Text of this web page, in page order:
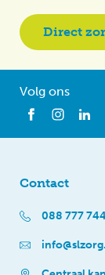
Direct
Volg ons
Contact
088 777